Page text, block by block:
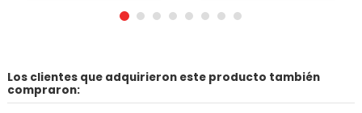
Los clientes que adquirieron este producto también
compraron: